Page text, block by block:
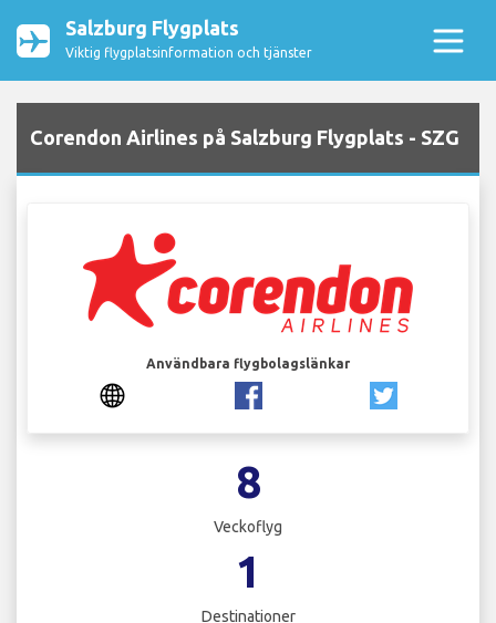
Salzburg Flygplats
Viktig flygplatsinformation och tjänster
Corendon Airlines på Salzburg Flygplats - SZG
Användbara flygbolagslänkar
8
Veckoflyg
1
Destinationer